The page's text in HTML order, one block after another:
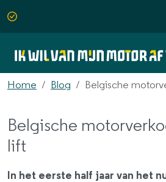
Home Blog Belgische
Belgische
lift
In het eerste half jaar van het